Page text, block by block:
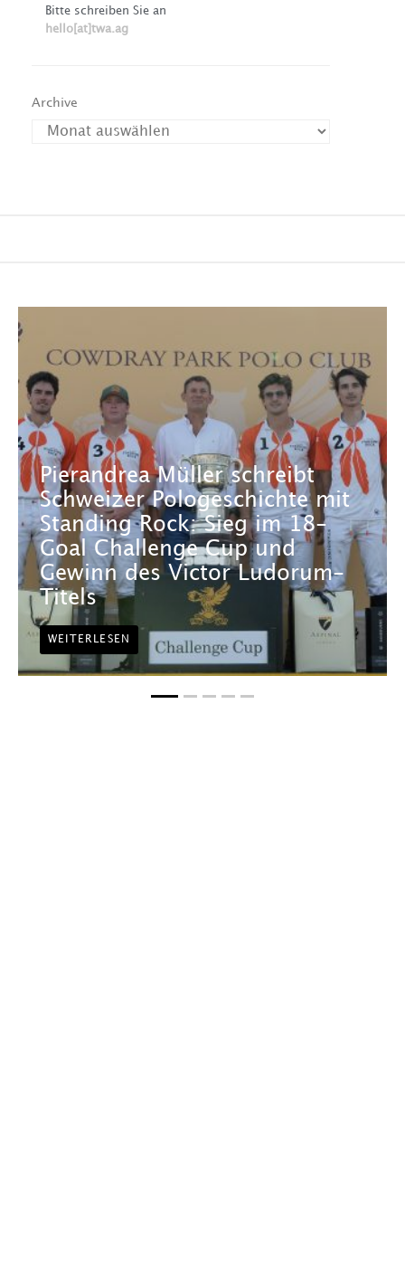
Bitte schreiben Sie an
hello[at]twa.ag
Archive
Pierandrea Müller schreibt
Schweizer Pologeschichte mit
Standing Rock: Sieg im 18-
Goal Challenge Cup und
Gewinn des Victor Ludorum-
Titels
WEITERLESEN